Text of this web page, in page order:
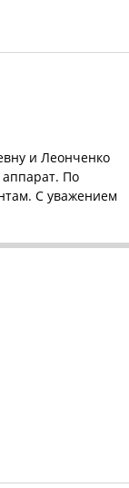
и Леонченко
аппарат. По
С уважением